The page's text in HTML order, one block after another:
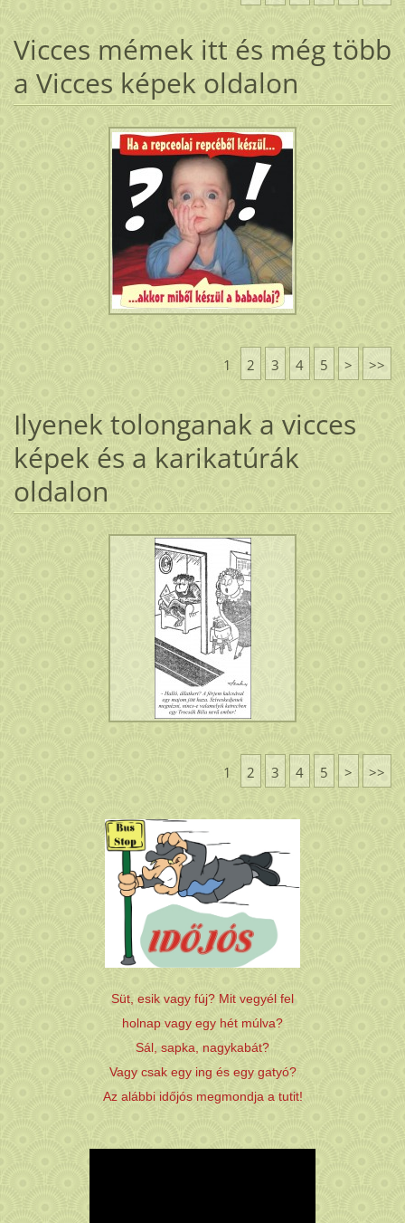
Vicces mémek itt és még több
a Vicces képek oldalon
1 2 3 4 5 > >>
Ilyenek tolonganak a vicces
képek és a karikatúrák
oldalon
1 2 3 4 5 > >>
Süt, esik vagy fúj? Mit vegyél fel
holnap vagy egy hét múlva?
Sál, sapka, nagykabát?
Vagy csak egy ing és egy gatyó?
Az alábbi időjós megmondja a tutit!